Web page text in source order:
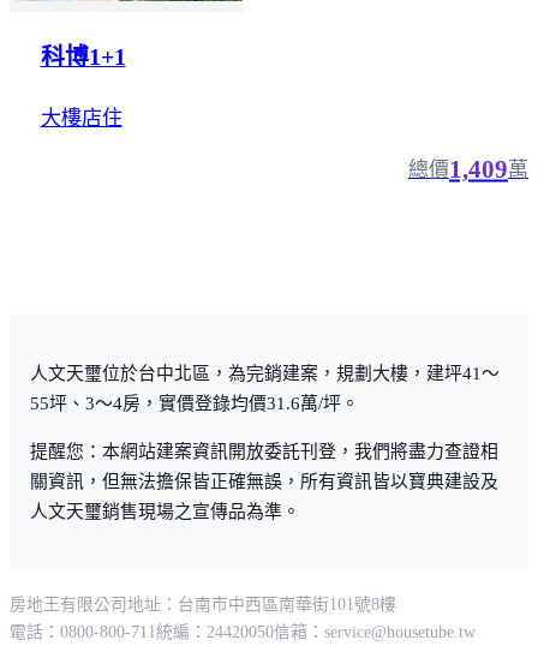
科博1+1
大樓店住
總價1,409萬
人文天璽位於台中北區，為完銷建案，規劃大樓，建坪41～
55坪、3～4房，實價登錄均價31.6萬/坪。
提醒您：本網站建案資訊開放委託刊登，我們將盡力查證相
關資訊，但無法擔保皆正確無誤，所有資訊皆以寶典建設及
人文天璽銷售現場之宣傳品為準。
房地王有限公司 地址：台南市中西區南華街101號8樓
電話：0800-800-711統編：24420050信箱： service@housetube.tw